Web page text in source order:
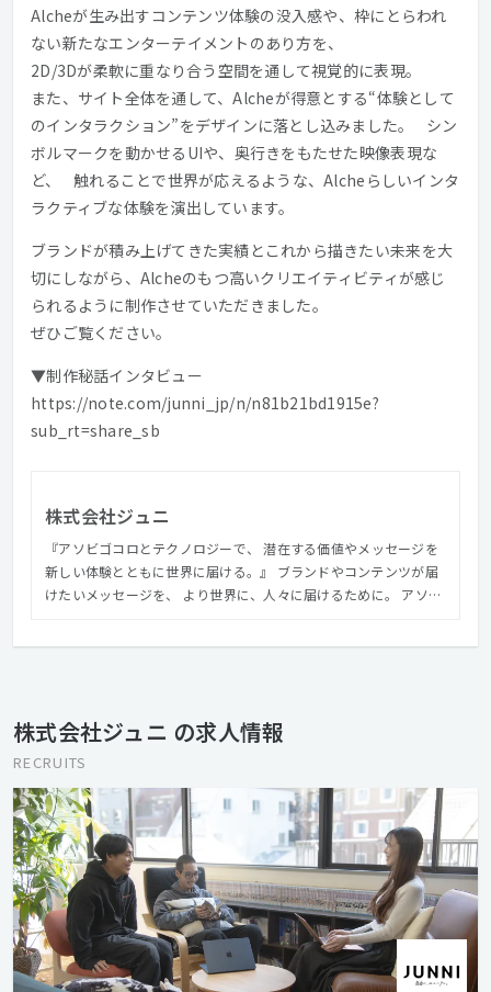
Alcheが​生み出すコンテンツ体験の​没入感や、​枠にとらわれ
ない​新たな​エンターテイメントの​あり方を、​
2D/3Dが​柔軟に​重なり​合う​空間を​通して​視覚的に​表現。​
また、​サイト全体を​通して、​Alcheが​得意と​する​“体験と​して
の​インタラクション”を​デザインに​落とし込みました。​ シン
ボルマークを​動かせる​UIや、​奥行きを​もたせた​映像表現な
ど、​ 触れる​ことで​世界が​応えるような、​Alcheらしい​インタ
ラクティブな​体験を​演出しています。​
ブランドが​積み上げてきた​実績と​これから​描きたい​未来を​大
切にしながら、​Alcheの​も​つ​高い​クリエイティビティが​感じ
られるように​制作させていただきました。​
ぜひご覧ください。​
▼制作秘話インタビュー
https://note.com/junni_jp/n/n81b21bd1915e?
sub_rt=share_sb
株式会社ジュニ
『アソビゴコロとテクノロジーで、 潜在する価値やメッセージを
新しい体験とともに世界に届ける。』 ブランドやコンテンツが届
けたいメッセージを、 より世界に、人々に届けるために。 アソビ
株式会社ジュニ の求人情報
RECRUITS